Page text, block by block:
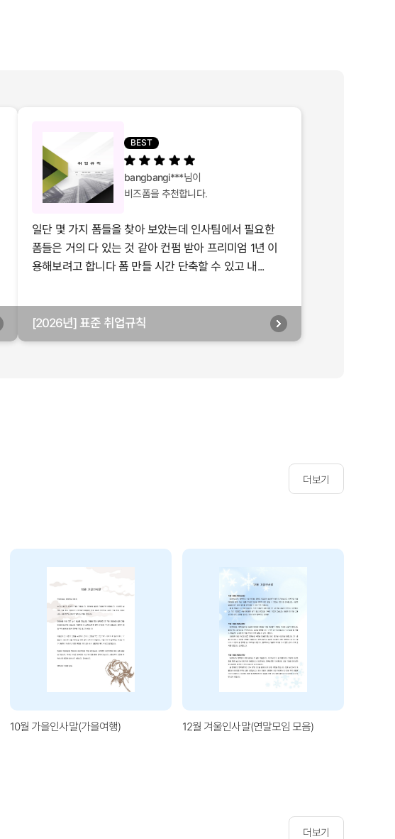
BEST
bangbangi***님이
비즈폼을 추천합니다.
일단 몇 가지 폼들을 찾아 보았는데 인사팀에서 필요한
폼들은 거의 다 있는 것 같아 컨펌 받아 프리미엄 1년 이
용해보려고 합니다 폼 만들 시간 단축할 수 있고 내...
[2026년] 표준 취업규칙
더보기
10월 가을인사말(가을여행) 12월 겨울인사말(연말모임 모음)
더보기